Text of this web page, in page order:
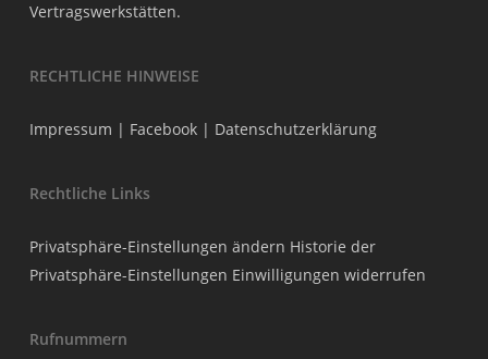
Vertragswerkstätten.
RECHTLICHE HINWEISE
Impressum | Facebook| Datenschutzerklärung
Rechtliche Links
Privatsphäre-Einstellungen ändern Historie der
Privatsphäre-Einstellungen Einwilligungen widerrufen
Rufnummern